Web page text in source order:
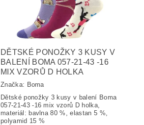
DĚTSKÉ PONOŽKY 3 KUSY V
BALENÍ BOMA 057-21-43 -16
MIX VZORŮ D HOLKA
Značka: Boma
Dětské ponožky 3 kusy v balení Boma
057-21-43 -16 mix vzorů D holka,
materiál: bavlna 80 %, elastan 5 %,
polyamid 15 %